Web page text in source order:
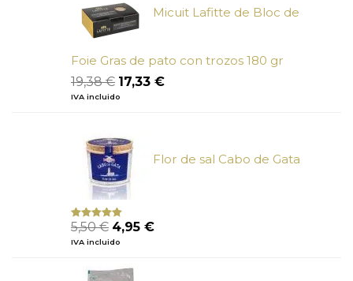
Micuit Lafitte de Bloc de
Foie Gras de pato con trozos 180 gr
19,38€ El
precio
19,38 €.
17,33 €El
IVA incluido
Flor de sal Cabo de Gata
Valorado
con
de
5
5,50€ El
precio
era:
4,95 €El
IVA incluido